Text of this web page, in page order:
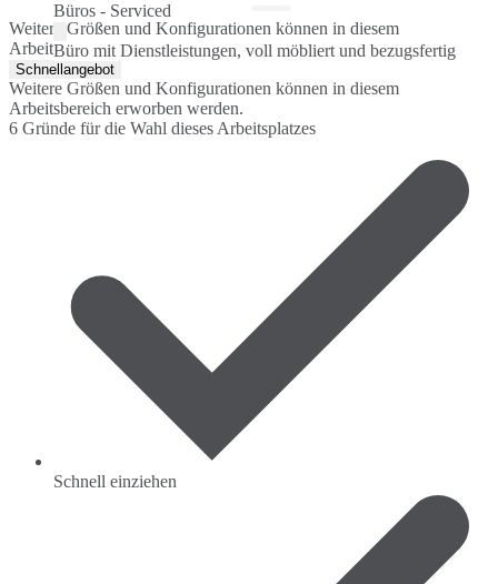
Büros - Serviced
Büro mit Dienstleistungen, voll möbliert und bezugsfertig
Weitere Größen und Konfigurationen können in diesem
Arbeitsbereich erworben werden.
Schnellangebot
Weitere Größen und Konfigurationen können in diesem
Arbeitsbereich erworben werden.
6 Gründe für die Wahl dieses Arbeitsplatzes
Schnell einziehen